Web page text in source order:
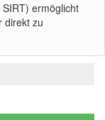
ermöglicht
direkt zu